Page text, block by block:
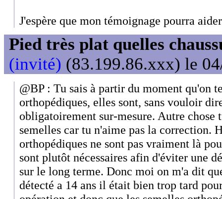
J'espère que mon témoignage pourra
Pied très plat quelles
(invité) (83.199.86.xxx) le
@BP : Tu sais à partir du moment qu'on
orthopédiques, elles sont, sans vouloir
obligatoirement sur-mesure. Autre chose
semelles car tu n'aime pas la correction.
orthopédiques ne sont pas vraiment là
sont plutôt nécessaires afin d'éviter une
sur le long terme. Donc moi on m'a dit
détecté a 14 ans il était bien trop tard